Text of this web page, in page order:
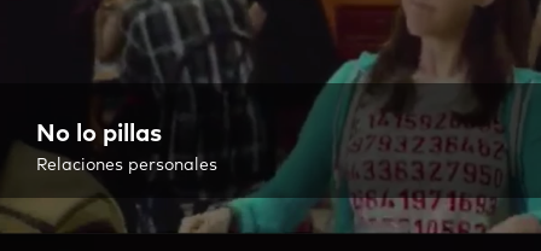
No lo pillas
Relaciones personales